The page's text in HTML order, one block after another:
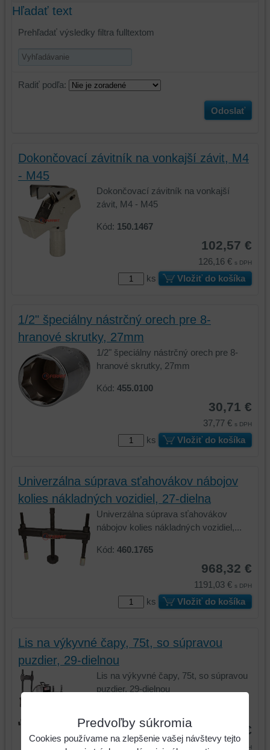
Hľadať text
Prehľadať výsledky filtra fulltextom
Radiť podľa:
Odoslať
Dokončovací závitník na vonkajší závit, M4
- M45
Dokončovací závitník na vonkajší
závit, M4 - M45
Kód: 150.1467
102,57 €
126,16 € s DPH
ks Vložiť do košíka
1/2" špeciálny nástrčný orech pre 8-
hranové skrutky, 27mm
1/2" špeciálny nástrčný orech pre 8-
hranové skrutky, 27mm
Kód: 455.0100
30,71 €
37,77 € s DPH
ks Vložiť do košíka
Univerzálna súprava sťahovákov nábojov
kolies nákladných vozidiel, 27-dielna
Univerzálna súprava sťahovákov
nábojov kolies nákladných vozidiel,...
Kód: 460.1765
968,32 €
1191,03 € s DPH
ks Vložiť do košíka
Lis na výkyvné čapy, 75t, so súpravou
puzdier, 29-dielnou
Lis na výkyvné čapy, 75t, so súpravou
puzdier, 29-dielnou
9604,75 €
11813,84 € s DPH
Predvoľby súkromia
Cookies používame na zlepšenie vašej návštevy tejto